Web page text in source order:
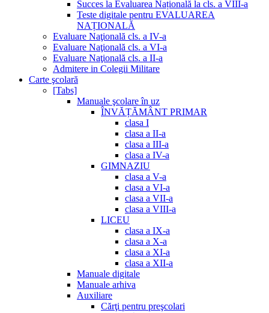
Succes la Evaluarea Națională la cls. a VIII-a
Teste digitale pentru EVALUAREA
NAȚIONALĂ
Evaluare Naţională cls. a IV-a
Evaluare Naţională cls. a VI-a
Evaluare Naţională cls. a II-a
Admitere in Colegii Militare
Carte şcolară
[Tabs]
Manuale şcolare în uz
ÎNVĂȚĂMÂNT PRIMAR
clasa I
clasa a II-a
clasa a III-a
clasa a IV-a
GIMNAZIU
clasa a V-a
clasa a VI-a
clasa a VII-a
clasa a VIII-a
LICEU
clasa a IX-a
clasa a X-a
clasa a XI-a
clasa a XII-a
Manuale digitale
Manuale arhiva
Auxiliare
Cărţi pentru preşcolari